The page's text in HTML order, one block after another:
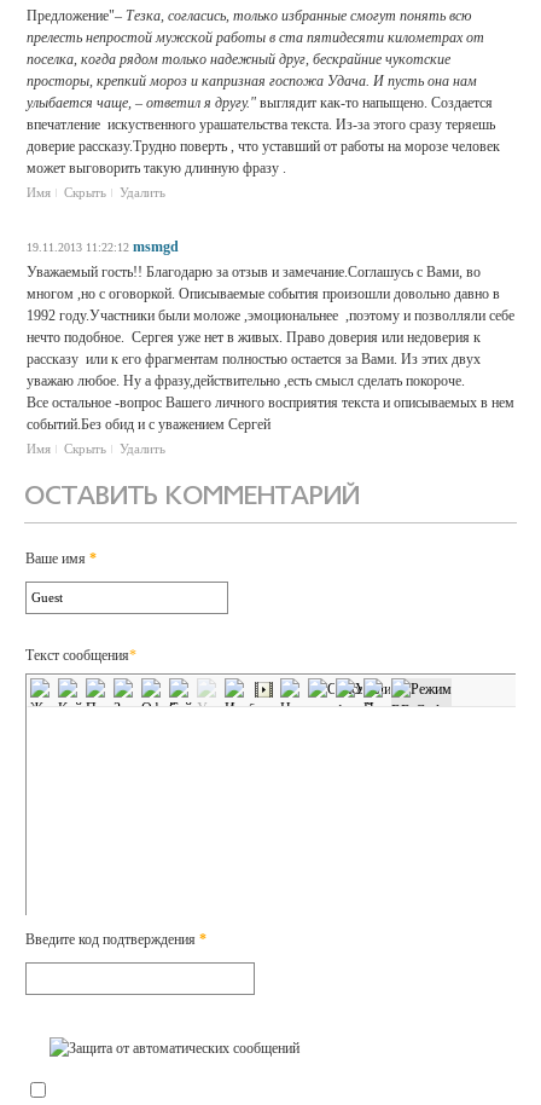
Предложение"– Тезка, согласись, только избранные смогут понять всю
прелесть непростой мужской работы в ста пятидесяти километрах от
поселка, когда рядом только надежный друг, бескрайние чукотские
просторы, крепкий мороз и капризная госпожа Удача. И пусть она нам
улыбается чаще, – ответил я другу." выглядит как-то напыщено. Создается
впечатление искуственного урашательства текста. Из-за этого сразу теряешь
доверие рассказу.Трудно поверть , что уставший от работы на морозе человек
может выговорить такую длинную фразу .
Имя Скрыть Удалить
19.11.2013 11:22:12 msmgd
Уважаемый гость!! Благодарю за отзыв и замечание.Соглашусь с Вами, во
многом ,но с оговоркой. Описываемые события произошли довольно давно в
1992 году.Участники были моложе ,эмоциональнее ,поэтому и позволляли себе
нечто подобное. Сергея уже нет в живых. Право доверия или недоверия к
рассказу или к его фрагментам полностью остается за Вами. Из этих двух
уважаю любое. Ну а фразу,действительно ,есть смысл сделать покороче.
Все остальное -вопрос Вашего личного восприятия текста и описываемых в нем
событий.Без обид и с уважением Сергей
Имя Скрыть Удалить
ОСТАВИТЬ КОММЕНТАРИЙ
Ваше имя *
Текст сообщения*
Введите код подтверждения *